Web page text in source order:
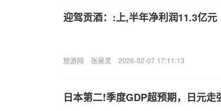
迎驾贡酒：:上,半年净利润11.3亿元
旅游网 张泉灵 2026-02-07 17:11:13
日本第二!季度GDP超预期，日元走